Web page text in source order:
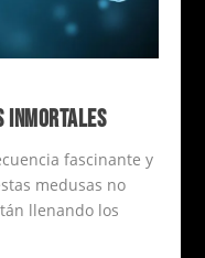
INMORTALES
fascinante y
medusas no
llenando los